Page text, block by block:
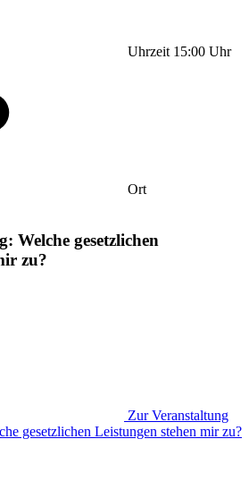
Uhrzeit 15:00 Uhr
Ort
Welche gesetzlichen
zu?
Zur Veranstaltung
gesetzlichen Leistungen stehen mir zu?